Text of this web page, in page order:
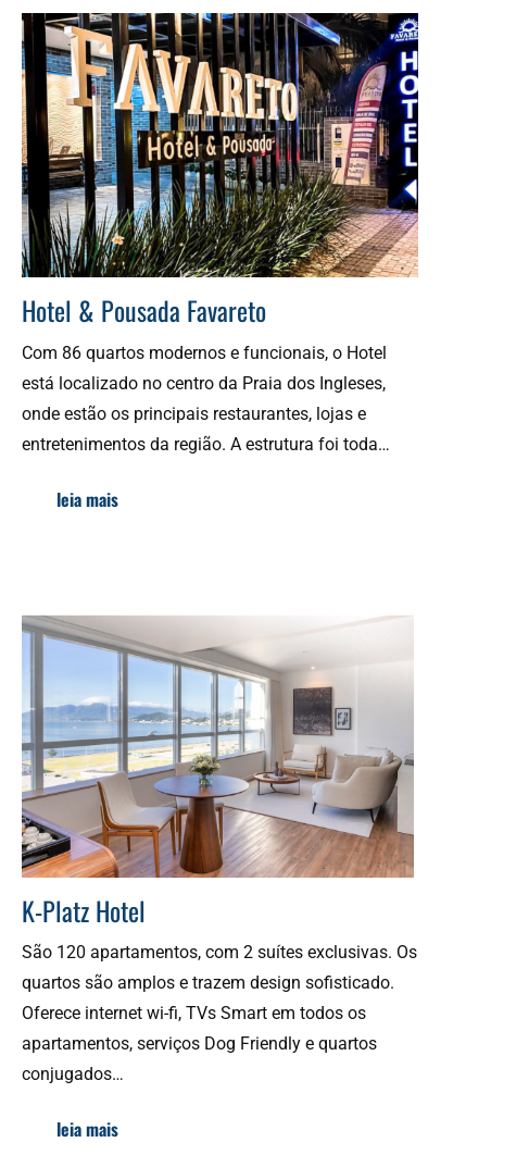
Hotel & Pousada Favareto
Com 86 quartos modernos e funcionais, o Hotel
está localizado no centro da Praia dos Ingleses,
onde estão os principais restaurantes, lojas e
entretenimentos da região. A estrutura foi toda…
leia mais
K-Platz Hotel
São 120 apartamentos, com 2 suítes exclusivas. Os
quartos são amplos e trazem design sofisticado.
Oferece internet wi-fi, TVs Smart em todos os
apartamentos, serviços Dog Friendly e quartos
conjugados…
leia mais